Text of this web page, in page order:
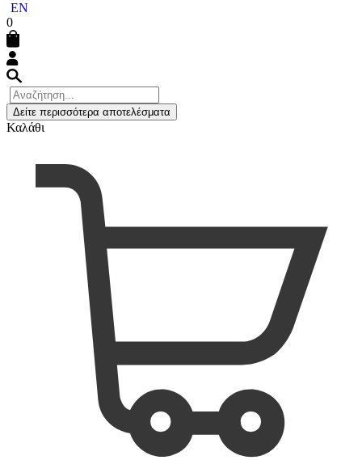
EN
0
Δείτε περισσότερα αποτελέσματα
Καλάθι